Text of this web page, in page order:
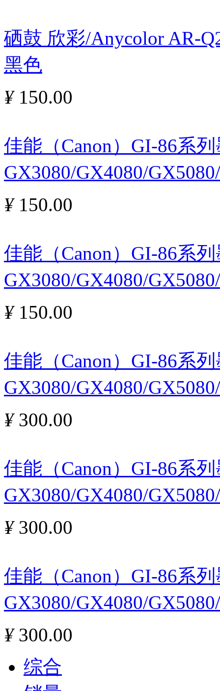
硒鼓 欣彩/Anycolor AR-
黑色
¥150.00
佳能（Canon）GI-86系
GX3080/GX4080/
¥150.00
佳能（Canon）GI-86系
GX3080/GX4080/
¥150.00
佳能（Canon）GI-86系
GX3080/GX4080/
¥300.00
佳能（Canon）GI-86系
GX3080/GX4080/
¥300.00
佳能（Canon）GI-86系
GX3080/GX4080/
¥300.00
综合